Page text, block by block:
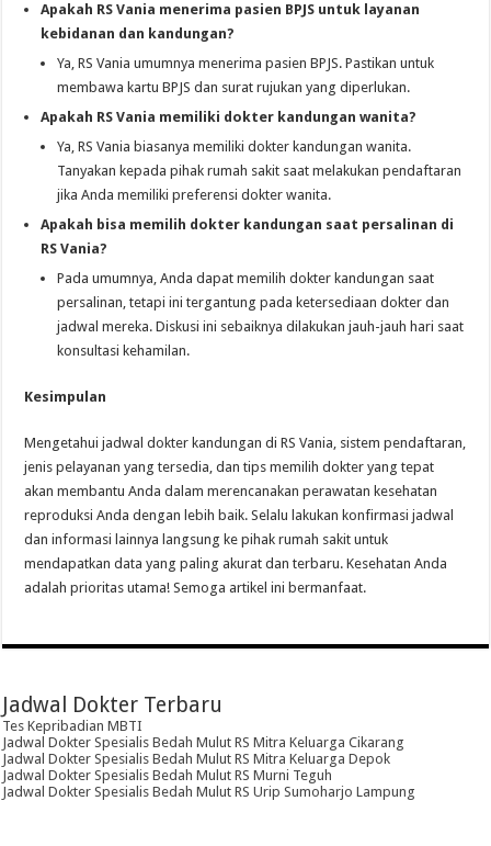
Apakah RS Vania menerima pasien BPJS untuk layanan
kebidanan dan kandungan?
Ya, RS Vania umumnya menerima pasien BPJS. Pastikan untuk
membawa kartu BPJS dan surat rujukan yang diperlukan.
Apakah RS Vania memiliki dokter kandungan wanita?
Ya, RS Vania biasanya memiliki dokter kandungan wanita.
Tanyakan kepada pihak rumah sakit saat melakukan pendaftaran
jika Anda memiliki preferensi dokter wanita.
Apakah bisa memilih dokter kandungan saat persalinan di
RS Vania?
Pada umumnya, Anda dapat memilih dokter kandungan saat
persalinan, tetapi ini tergantung pada ketersediaan dokter dan
jadwal mereka. Diskusi ini sebaiknya dilakukan jauh-jauh hari saat
konsultasi kehamilan.
Kesimpulan
Mengetahui jadwal dokter kandungan di RS Vania, sistem pendaftaran,
jenis pelayanan yang tersedia, dan tips memilih dokter yang tepat
akan membantu Anda dalam merencanakan perawatan kesehatan
reproduksi Anda dengan lebih baik. Selalu lakukan konfirmasi jadwal
dan informasi lainnya langsung ke pihak rumah sakit untuk
mendapatkan data yang paling akurat dan terbaru. Kesehatan Anda
adalah prioritas utama! Semoga artikel ini bermanfaat.
Jadwal Dokter Terbaru
Tes Kepribadian MBTI
Jadwal Dokter Spesialis Bedah Mulut RS Mitra Keluarga Cikarang
Jadwal Dokter Spesialis Bedah Mulut RS Mitra Keluarga Depok
Jadwal Dokter Spesialis Bedah Mulut RS Murni Teguh
Jadwal Dokter Spesialis Bedah Mulut RS Urip Sumoharjo Lampung